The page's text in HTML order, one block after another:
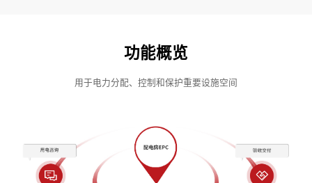
功能概览
用于电力分配、控制和保护重要设施空间